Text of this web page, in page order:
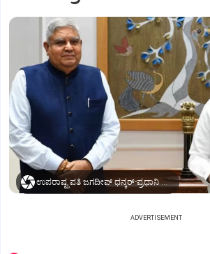
ಉಪರಾಷ್ಟ್ರಪತಿ ಜಗದೀಪ್‌ ಧನ್ಕರ್-ಪ್ರಧಾನಿ ಮೋದಿ
ADVERTISEMENT